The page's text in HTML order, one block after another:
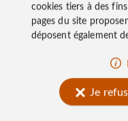
2,9 km - Ussac
cookies tiers à des
pages du site
déposent également
Je